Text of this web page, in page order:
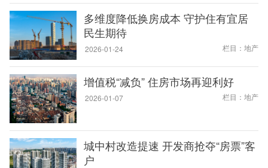
多维度降低换房成本 守护住有宜居
民生期待
2026-01-24 栏目：地产
增值税“减负” 住房市场再迎利好
2026-01-07 栏目：地产
城中村改造提速 开发商抢夺“房票”客
户